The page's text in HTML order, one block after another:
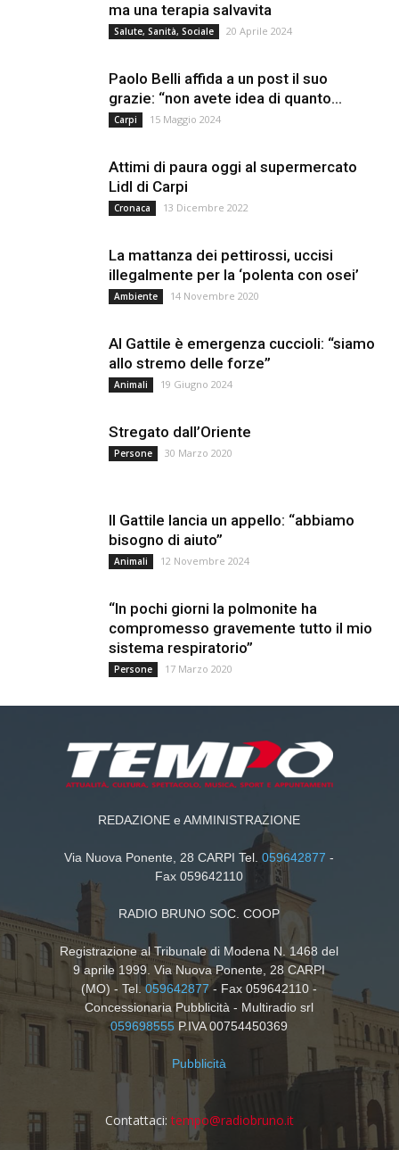
ma una terapia salvavita
Salute, Sanità, Sociale 20 Aprile 2024
Paolo Belli affida a un post il suo
grazie: “non avete idea di quanto...
Carpi 15 Maggio 2024
Attimi di paura oggi al supermercato
Lidl di Carpi
Cronaca 13 Dicembre 2022
La mattanza dei pettirossi, uccisi
illegalmente per la ‘polenta con osei’
Ambiente 14 Novembre 2020
Al Gattile è emergenza cuccioli: “siamo
allo stremo delle forze”
Animali 19 Giugno 2024
Stregato dall’Oriente
Persone 30 Marzo 2020
Il Gattile lancia un appello: “abbiamo
bisogno di aiuto”
Animali 12 Novembre 2024
“In pochi giorni la polmonite ha
compromesso gravemente tutto il mio
sistema respiratorio”
Persone 17 Marzo 2020
REDAZIONE e AMMINISTRAZIONE
Via Nuova Ponente, 28 CARPI Tel.059642877 -
Fax 059642110
RADIO BRUNO SOC. COOP
Registrazione al Tribunale di Modena N. 1468 del
9 aprile 1999. Via Nuova Ponente, 28 CARPI
(MO) - Tel.059642877- Fax 059642110 -
Concessionaria Pubblicità - Multiradio srl
059698555 P.IVA 00754450369
Pubblicità
Contattaci: tempo@radiobruno.it